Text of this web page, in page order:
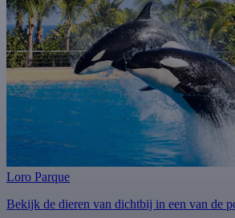
Loro Parque
Bekijk de dieren van dichtbij in een van de